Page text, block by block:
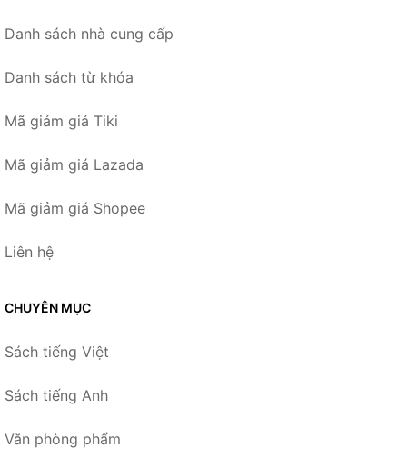
Danh sách nhà cung cấp
Danh sách từ khóa
Mã giảm giá Tiki
Mã giảm giá Lazada
Mã giảm giá Shopee
Liên hệ
CHUYÊN MỤC
Sách tiếng Việt
Sách tiếng Anh
Văn phòng phẩm